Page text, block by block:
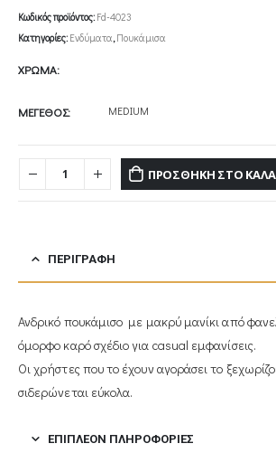
Κωδικός προϊόντος: Fd-4023
Κατηγορίες: Ενδύματα, Πουκάμισα
ΧΡΩΜΑ
ΜΕΓΕΘΟΣ MEDIUM
ΠΡΟΣΘΉΚΗ ΣΤΟ
ΠΕΡΙΓΡΑΦΉ
Ανδρικό πουκάμισο με μακρύ μανίκι από
όμορφο καρό σχέδιο για casual εμφανίσεις.
Οι χρήστες που το έχουν αγοράσει το
σιδερώνεται εύκολα.
ΕΠΙΠΛΈΟΝ ΠΛΗΡΟΦΟΡΊΕΣ